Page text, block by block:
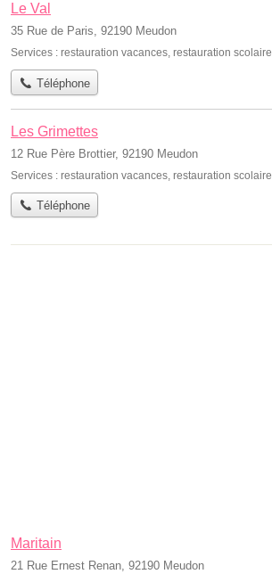
Le Val
35 Rue de Paris, 92190 Meudon
Services : restauration vacances, restauration scolaire
Téléphone
Les Grimettes
12 Rue Père Brottier, 92190 Meudon
Services : restauration vacances restauration scolaire
Téléphone
Maritain
21 Rue Ernest Renan, 92190 Meudon